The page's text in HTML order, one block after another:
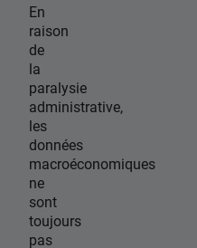
En
raison
de
la
paralysie
administrative,
les
données
macroéconomiques
ne
sont
toujours
pas